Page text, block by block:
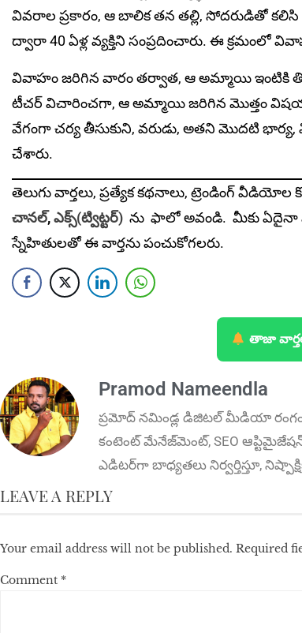
వివరాల ప్రకారం, ఆ బాలిక తన తల్లి, సోదరుడితో క‌లిసి
ద్వారా 40 ఏళ్ల వ్యక్తిని సంప్రదించారు. ఈ క్ర‌మంలో
వివాహం జరిగిన వారం తర్వాత, ఆ అమ్మాయి ఇంటికి
టీచర్ విచారించగా, ఆ అమ్మాయి జరిగిన మొత్తం
వేగంగా చర్య తీసుకుని, వరుడు, అతని మొదటి
చేశారు.
తెలుగు వార్తలు, ప్రత్యేక కథనాలు, ట్రెండింగ్ వీడియోల
చానల్,ఎక్స్(ట్విట్టర్) ను ఫాలో అవండి. మీకు ఏదైనా
స్నేహితులతో ఈ వార్తను పంచుకోగలరు.
తాజా
Pramod Nameendla
ప్ర‌మోద్ న‌మిండ్ల‌ డిజిట‌ల్ మీడియా రంగంలో
కంటెంట్ మేనేజ్‌మెంట్‌, SEO
ఎడిటర్‌గా బాధ్యతలు నిర్వర్తిస్తూ,
LEAVE A REPLY
Your email address will not be published. Required
Comment *